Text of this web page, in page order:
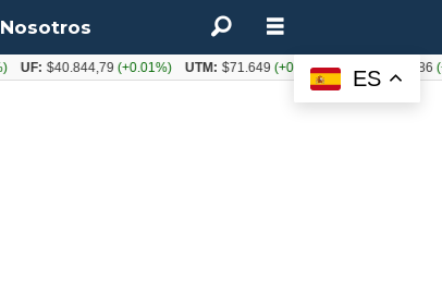
Nosotros
ES
$40.844,79(+0.01%) UTM: $71.649(+0.20%) Dólar: $913,86